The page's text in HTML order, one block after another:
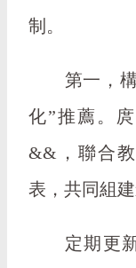
制。
第一，
化”推薦。
&&，聯合
表，共同組
定期更